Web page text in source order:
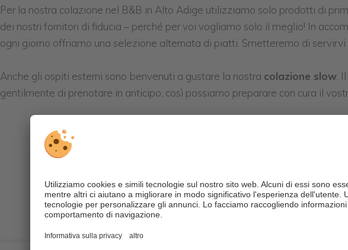
Per la nostra colazione nel B&B in Alto Adige utilizziamo solo prodotti di
dei nostri fornitori di fiducia – perché per voi vogliamo solo il meglio! In
ogni giorno offriamo una selezione alternata di piatti. Smetteremo di
Anche gli ospiti esterni sono benvenuti a gustare la nostra colazione slow .
gentilmente di prenotare in anticipo, così possiamo preparare con cura il